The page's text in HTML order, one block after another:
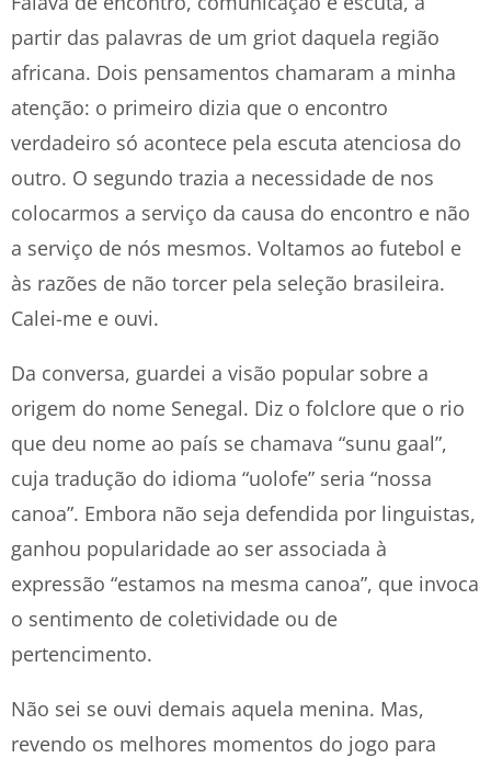
partir das palavras de um griot daquela região
africana. Dois pensamentos chamaram a minha
atenção: o primeiro dizia que o encontro
verdadeiro só acontece pela escuta atenciosa do
outro. O segundo trazia a necessidade de nos
colocarmos a serviço da causa do encontro e não
a serviço de nós mesmos. Voltamos ao futebol e
às razões de não torcer pela seleção brasileira.
Calei-me e ouvi.
Da conversa, guardei a visão popular sobre a
origem do nome Senegal. Diz o folclore que o rio
que deu nome ao país se chamava “sunu gaal”,
cuja tradução do idioma “uolofe” seria “nossa
canoa”. Embora não seja defendida por linguistas,
ganhou popularidade ao ser associada à
expressão “estamos na mesma canoa”, que invoca
o sentimento de coletividade ou de
pertencimento.
Não sei se ouvi demais aquela menina. Mas,
revendo os melhores momentos do jogo para